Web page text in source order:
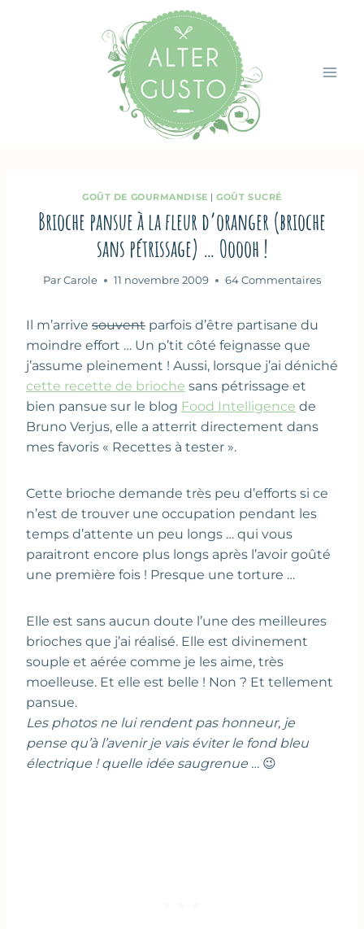
GOÛT DE GOURMANDISE |GOÛT SUCRÉ
Brioche pansue à la fleur d’oranger (brioche
sans pétrissage) … Ooooh !
Par Carole 11 novembre 2009 64 Commentaires
Il m’arrive souvent parfois d’être partisane du
moindre effort … Un p’tit côté feignasse que
j’assume pleinement ! Aussi, lorsque j’ai déniché
cette recette de brioche sans pétrissage et
bien pansue sur le blog Food Intelligence de
Bruno Verjus, elle a atterrit directement dans
mes favoris « Recettes à tester ».
Cette brioche demande très peu d’efforts si ce
n’est de trouver une occupation pendant les
temps d’attente un peu longs … qui vous
paraitront encore plus longs après l’avoir goûté
une première fois ! Presque une torture …
Elle est sans aucun doute l’une des meilleures
brioches que j’ai réalisé. Elle est divinement
souple et aérée comme je les aime, très
moelleuse. Et elle est belle ! Non ? Et tellement
pansue.
Les photos ne lui rendent pas honneur, je
pense qu’à l’avenir je vais éviter le fond bleu
électrique ! quelle idée saugrenue … 😉